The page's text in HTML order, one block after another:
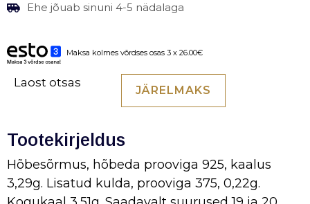
Ehe jõuab sinuni 4-5 nädalaga
Maksa kolmes võrdses osas 3 x 26.00€
Laost otsas
JÄRELMAKS
Tootekirjeldus
Hõbesõrmus, hõbeda prooviga 925, kaalus
3,29g. Lisatud kulda, prooviga 375, 0,22g.